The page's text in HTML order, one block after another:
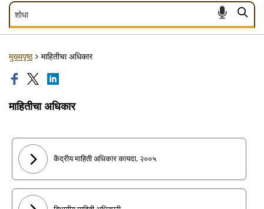
शोधा
शोधा
मुख्यपृष्ठ माहितीचा अधिकार
माहितीचा अधिकार
केंद्रीय माहिती अधिकार कायदा, २००५